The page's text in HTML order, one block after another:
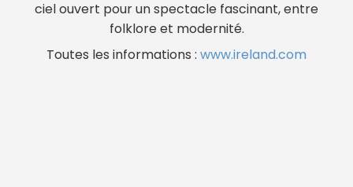
ciel ouvert pour un spectacle fascinant, entre
folklore et modernité.
Toutes les informations : www.ireland.com